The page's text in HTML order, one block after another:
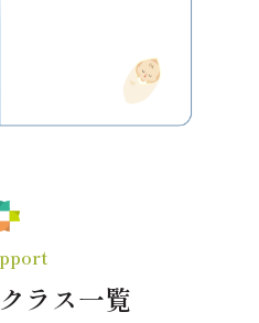
ラス一覧